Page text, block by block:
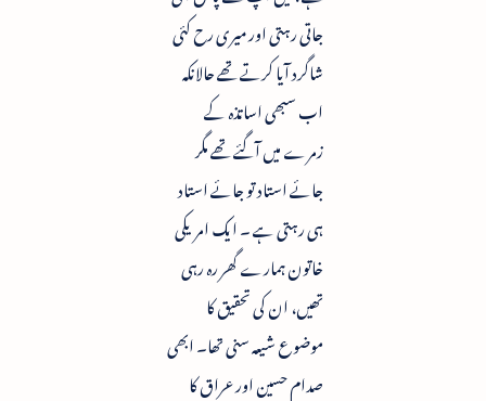
جاتی رہتی اور میری رح کئی
شاگرد آیا کرتے تھے حالانکہ
اب سبھی اساتذہ کے
زمرے میں آگئے تھے مگر
جائے استاد تو جائے استاد
ہی رہتی ہے ۔ ایک امریکی
خاتون ہمارے گھر رہ رہی
تھیں، ان کی تحقیق کا
موضوع شیعہ سنی تھا۔ ابھی
صدام حسین اور عراق کا